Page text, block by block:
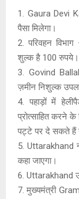
1. Gaura Devi
पैसा मिलेगा।
2. परिवहन
शुल्क है 100 रुपये।
3. Govind
ज़मीन निशुल्क
4. पहाड़ों में
प्रोत्साहित करने
पट्टे पर दे सकते हैं
5. Uttarakhand
कहा जाएगा।
6. Uttarakhand
7. मुख्यमंत्री